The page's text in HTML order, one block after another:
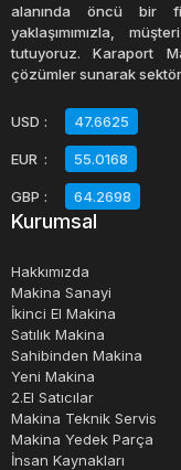
malzemeleri
Baharatlar ve
aromasını
Köfte makinesi,
kullanılabilir.
gerektiren
ve iş gücü
Sonuç olarak, köfte
bir şekilde köfte
zamanda köftelerin
sağlar. Ev
yapımını daha
alanında öncü bir
yaklaşımımızla,
tutuyoruz. Karaport
çözümler sunarak
USD : 47.6625
EUR : 55.0168
GBP : 64.2698
Kurumsal
Hakkımızda
Makina Sanayi
İkinci El Makina
Satılık Makina
Sahibinden Makina
Yeni Makina
2.El Satıcılar
Makina Teknik Servis
Makina Yedek Parça
İnsan Kaynakları